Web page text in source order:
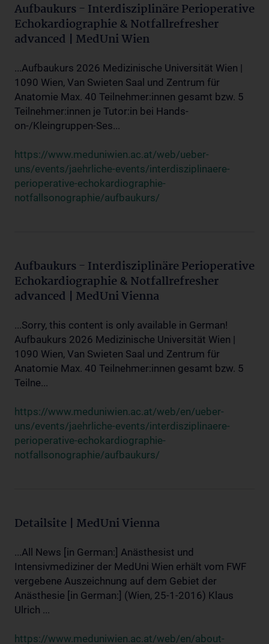
Aufbaukurs - Interdisziplinäre Perioperative
Echokardiographie & Notfallrefresher
advanced | MedUni Wien
...Aufbaukurs 2026 Medizinische Universität Wien |
1090 Wien, Van Swieten Saal und Zentrum für
Anatomie Max. 40 Teilnehmer:innen gesamt bzw. 5
Teilnehmer:innen je Tutor:in bei Hands-
on-/Kleingruppen-Ses...
https://www.meduniwien.ac.at/web/ueber-
uns/events/jaehrliche-events/interdisziplinaere-
perioperative-echokardiographie-
notfallsonographie/aufbaukurs/
Aufbaukurs - Interdisziplinäre Perioperative
Echokardiographie & Notfallrefresher
advanced | MedUni Vienna
...Sorry, this content is only available in German!
Aufbaukurs 2026 Medizinische Universität Wien |
1090 Wien, Van Swieten Saal und Zentrum für
Anatomie Max. 40 Teilnehmer:innen gesamt bzw. 5
Teilne...
https://www.meduniwien.ac.at/web/en/ueber-
uns/events/jaehrliche-events/interdisziplinaere-
perioperative-echokardiographie-
notfallsonographie/aufbaukurs/
Detailsite | MedUni Vienna
...All News [in German:] Anästhesist und
Intensivmediziner der MedUni Wien erhält vom FWF
vergebene Auszeichnung auf dem Gebiet der
Anästhesie [in German:] (Wien, 25-1-2016) Klaus
Ulrich ...
https://www.meduniwien.ac.at/web/en/about-